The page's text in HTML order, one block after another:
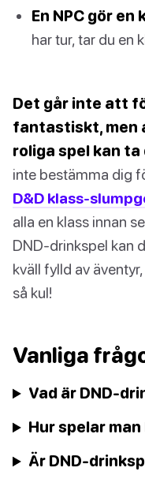
En NPC gör
har tur, tar du en
Det går inte att
fantastiskt, men
roliga spel kan
inte bestämma dig
D&D klass-
alla en klass innan
DND-drinkspel kan
kväll fylld av
så kul!
Vanliga
Vad är DND-
Hur spelar
Är DND-